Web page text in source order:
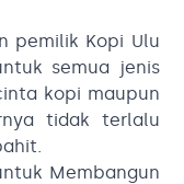
pemilik Kopi Ulu
semua jenis
kopi maupun
tidak terlalu
Membangun